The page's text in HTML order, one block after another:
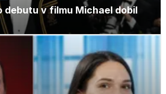
debutu v filmu Michael dobil